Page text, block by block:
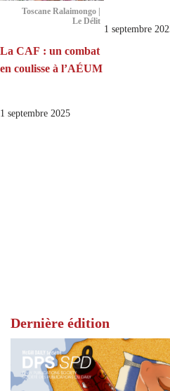
Toscane Ralaimongo |
Le Délit
La CAF : un combat
en coulisse à l’AÉUM
1 septembre 2025
1 septembre
Dernière édition